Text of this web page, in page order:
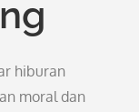
hiburan
moral dan